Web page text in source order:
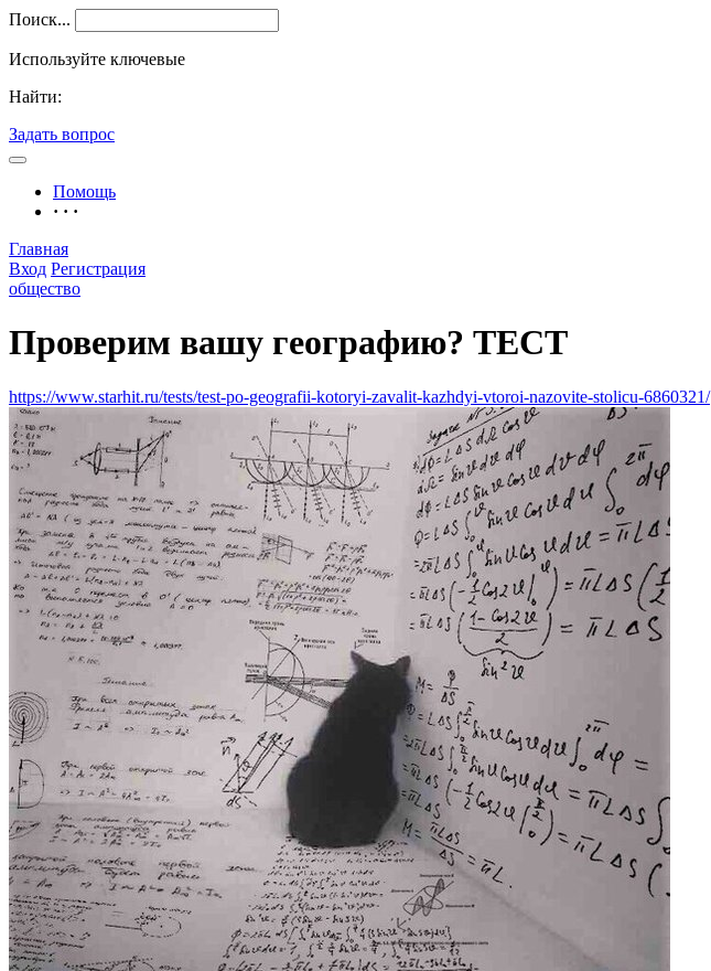
Поиск...
Используйте ключевые
Найти:
Задать вопрос
Помощь
· · ·
Главная
Вход Регистрация
общество
Проверим вашу географию? ТЕСТ
https://www.starhit.ru/tests/test-po-geografii-kotoryi-zavalit-kazhdyi-vtoroi-nazovite-stolicu-6860321/